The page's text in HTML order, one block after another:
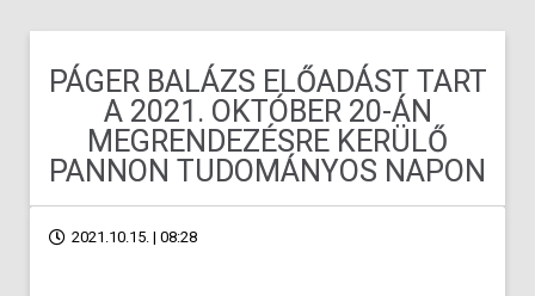
PÁGER BALÁZS ELŐADÁST TART
A 2021. OKTÓBER 20-ÁN
MEGRENDEZÉSRE KERÜLŐ
PANNON TUDOMÁNYOS NAPON
2021.10.15. | 08:28